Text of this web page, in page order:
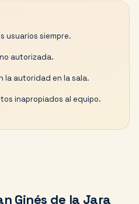
usuarios siempre.
autorizada.
la autoridad en la sala.
inapropiados al equipo.
Ginés de la Jara